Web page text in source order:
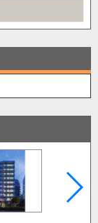
京メトロ日比谷線
る魅力的なアクセ
した意匠性の高
ながらも、独自の
に石造りを採用す
1Kと1LDKの2種
便利なウォーク